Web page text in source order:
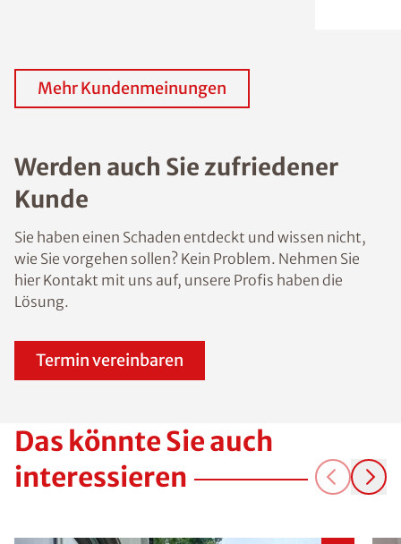
Mehr Kundenmeinungen
Werden auch Sie zufriedener
Kunde
Sie haben einen Schaden entdeckt und wissen nicht,
wie Sie vorgehen sollen? Kein Problem. Nehmen Sie
hier Kontakt mit uns auf, unsere Profis haben die
Lösung.
Termin vereinbaren
Das könnte Sie auch
interessieren